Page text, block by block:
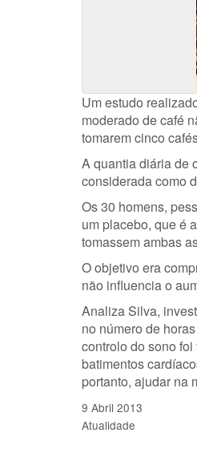
Um estudo
moderado de café
tomarem cinco
A quantia diária de
considerada como
Os 30 homens,
um placebo, que é
tomassem ambas
O objetivo era
não influencia o
Analiza Silva,
no número de
controlo do sono
batimentos
portanto, ajudar na
9 Abril 2013
Atualidade